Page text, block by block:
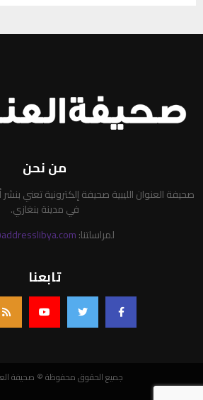
من نحن
في مدينة بنغازي.
لمراسلتنا:
تابعنا
جميع الحقوق محفوظة © صحيفة